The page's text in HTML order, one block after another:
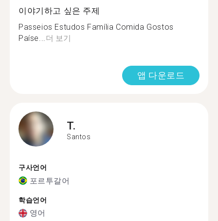
이야기하고 싶은 주제
Passeios Estudos Família Comida Gostos
Paíse...더 보기
앱 다운로드
T.
Santos
구사언어
포르투갈어
학습언어
영어